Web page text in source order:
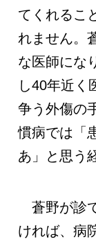
てくれるこ
れません。
な医師にな
し40年近く
争う外傷の
慣病では「
あ」と思う
蒼野が診
ければ、病